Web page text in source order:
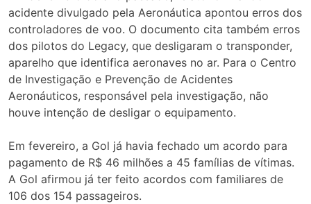
acidente divulgado pela Aeronáutica apontou erros dos
controladores de voo. O documento cita também erros
dos pilotos do Legacy, que desligaram o transponder,
aparelho que identifica aeronaves no ar. Para o Centro
de Investigação e Prevenção de Acidentes
Aeronáuticos, responsável pela investigação, não
houve intenção de desligar o equipamento.
Em fevereiro, a Gol já havia fechado um acordo para
pagamento de R$ 46 milhões a 45 famílias de vítimas.
A Gol afirmou já ter feito acordos com familiares de
106 dos 154 passageiros.